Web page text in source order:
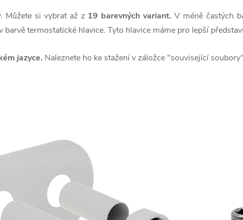
Můžete si vybrat až z 19 barevných variant. V méně častých
termostatické hlavice. Tyto hlavice máme pro lepší
jazyce. Naleznete ho ke stažení v záložce "související